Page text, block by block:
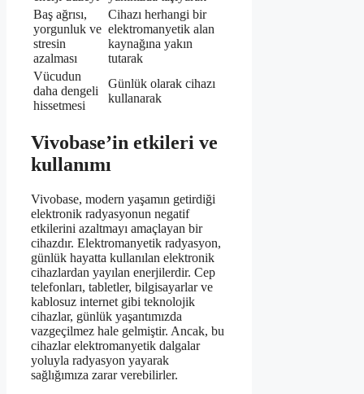
Baş ağrısı,
yorgunluk ve
stresin
azalması
Cihazı herhangi bir
elektromanyetik alan
kaynağına yakın
tutarak
Vücudun
daha dengeli
hissetmesi
Günlük olarak cihazı
kullanarak
Vivobase’in etkileri ve
kullanımı
Vivobase, modern yaşamın getirdiği
elektronik radyasyonun negatif
etkilerini azaltmayı amaçlayan bir
cihazdır. Elektromanyetik radyasyon,
günlük hayatta kullanılan elektronik
cihazlardan yayılan enerjilerdir. Cep
telefonları, tabletler, bilgisayarlar ve
kablosuz internet gibi teknolojik
cihazlar, günlük yaşantımızda
vazgeçilmez hale gelmiştir. Ancak, bu
cihazlar elektromanyetik dalgalar
yoluyla radyasyon yayarak
sağlığımıza zarar verebilirler.